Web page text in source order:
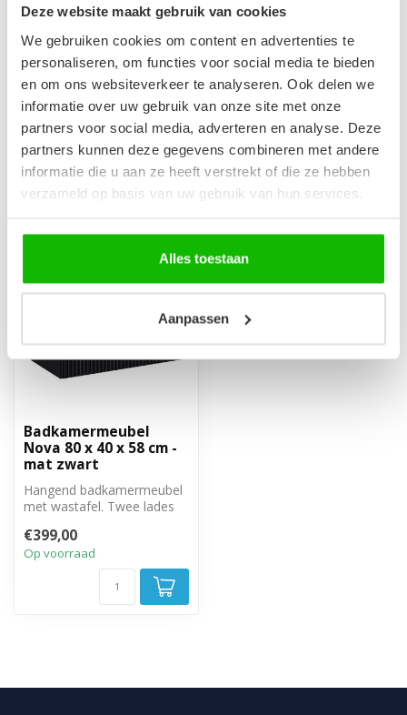
Deze website maakt gebruik van cookies
We gebruiken cookies om content en advertenties te
personaliseren, om functies voor social media te bieden
en om ons websiteverkeer te analyseren. Ook delen we
informatie over uw gebruik van onze site met onze
partners voor social media, adverteren en analyse. Deze
partners kunnen deze gegevens combineren met andere
informatie die u aan ze heeft verstrekt of die ze hebben
verzameld op basis van uw gebruik van hun services.
Alles toestaan
Aanpassen
Wastafelkraan Cody - zwart
Op voorraad
€64,95
Recent bekeken
Badkamermeubel
Nova 80 x 40 x 58 cm -
mat zwart
Hangend badkamermeubel
met wastafel. Twee lades
€399,00
Op voorraad